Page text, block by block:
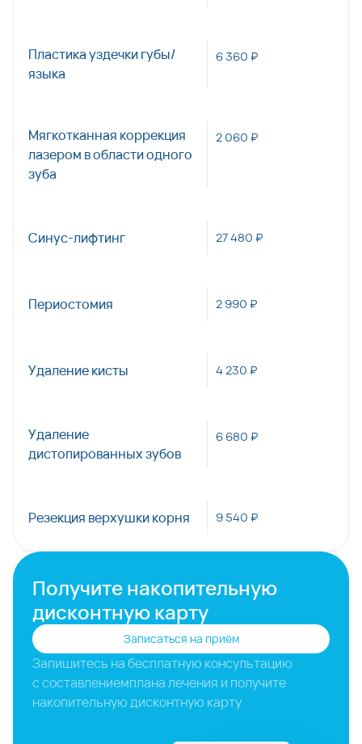
Пластика уздечки губы/
языка
6 360 ₽
Мягкотканная коррекция
лазером в области одного
зуба
2 060 ₽
Синус-лифтинг 27 480 ₽
Периостомия 2 990 ₽
Удаление кисты 4 230 ₽
Удаление
дистопированных зубов
6 680 ₽
Резекция верхушки корня 9 540 ₽
Получите накопительную
дисконтную карту
Запишитесь на бесплатную консультацию
с составлениемплана лечения и получите
накопительную дисконтную карту
Записаться на приём